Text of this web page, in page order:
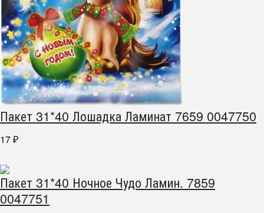
Пакет 31*40 Лошадка Ламинат 7659 0047750
17 ₽
Пакет 31*40 Ночное Чудо Ламин. 7859
0047751